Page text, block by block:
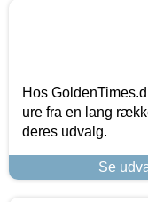
Hos
ure fra en lang
deres udvalg.
Se